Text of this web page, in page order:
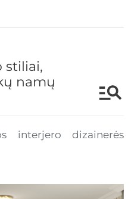
stiliai,
namų
interjero dizainerės